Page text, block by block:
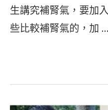
生講究補腎氣，要加
些比較補腎氣的，加 …